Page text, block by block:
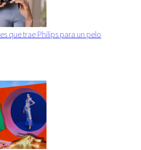
que trae Philips para un pelo